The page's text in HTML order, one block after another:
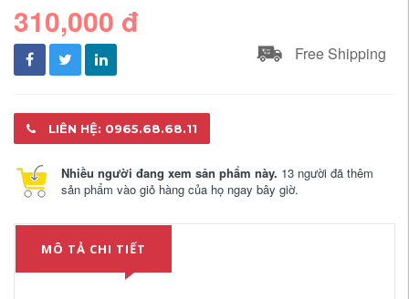
310,000 đ
Free Shipping
LIÊN HỆ: 0965.68.68.11
Nhiều người đang xem sản phẩm này. 13 người đã thêm
sản phẩm vào giỏ hàng của họ ngay bây giờ.
MÔ TẢ CHI TIẾT